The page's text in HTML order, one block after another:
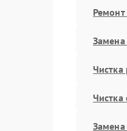
Ремонт
Замена
Чистка
Чистка
Замена